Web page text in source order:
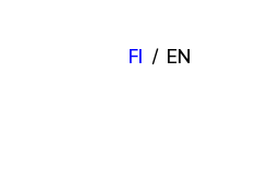
FI EN